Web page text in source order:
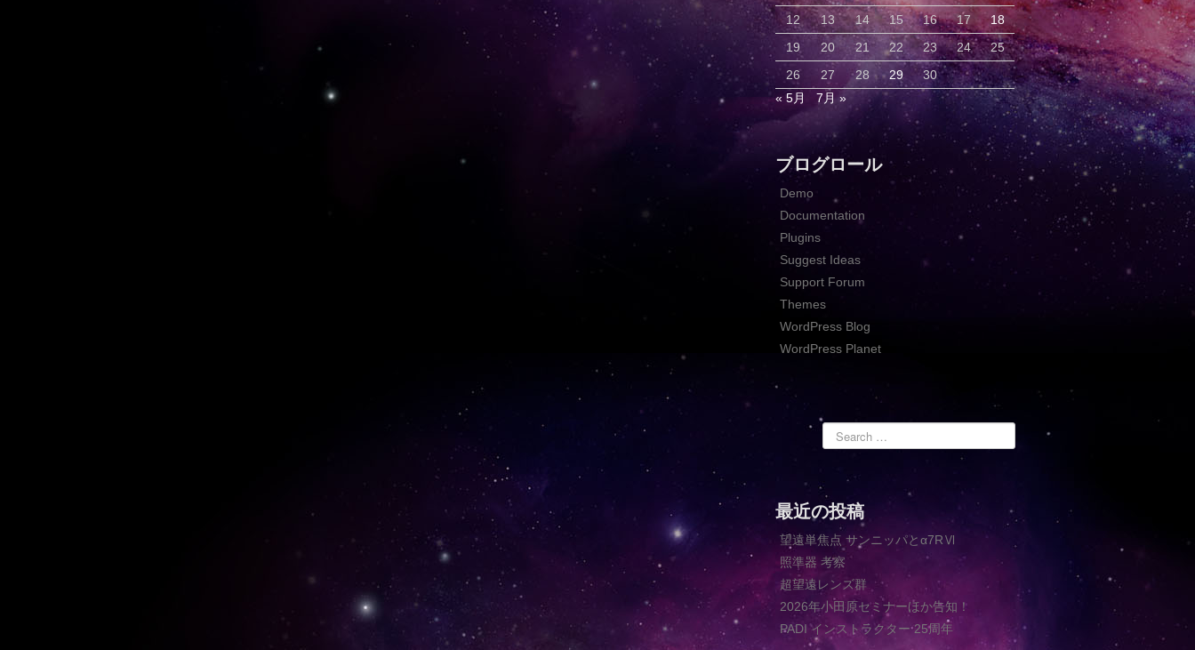
12
13 14 15 16 17
18
19
20 21 22 23 24
25
26
27 28 29
30
« 5月
7月 »
ブログロール
Demo
Documentation
Plugins
Suggest Ideas
Support Forum
Themes
WordPress Blog
WordPress Planet
最近の投稿
望遠単焦点 サンニッパとα7RⅥ
照準器 考察
超望遠レンズ群
2026年小田原セミナーほか告知！
PADI インストラクター 25周年